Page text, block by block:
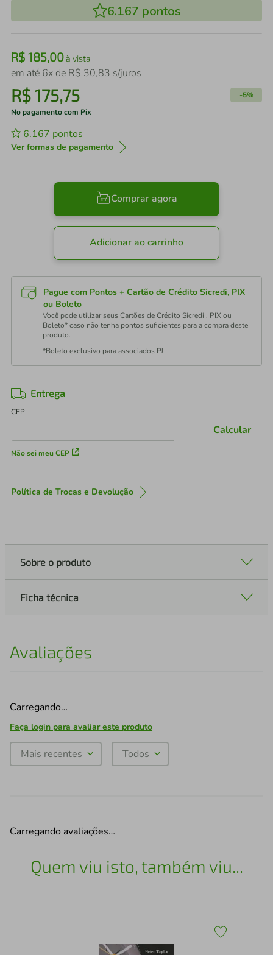
6.167 pontos
R$ 185,00à vista
em até 6x de R$ 30,83 s/juros
R$175,75 -5%
No pagamento com Pix
6.167 pontos
Ver formas de pagamento
Comprar agora
Adicionar ao carrinho
Pague com Pontos + Cartão de Crédito Sicredi, PIX
ou Boleto
Você pode utilizar seus Cartões de Crédito Sicredi , PIX ou
Boleto* caso não tenha pontos suficientes para a compra deste
produto.
*Boleto exclusivo para associados PJ
Entrega
CEP
Não sei meu CEP
Calcular
Política de Trocas e Devolução
Sobre o produto
Ficha técnica
Avaliações
Carregando…
Faça login para avaliar este produto
Mais recentes Todos
Carregando avaliações…
Quem viu isto, também viu...